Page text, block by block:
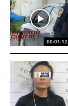
00:01:12